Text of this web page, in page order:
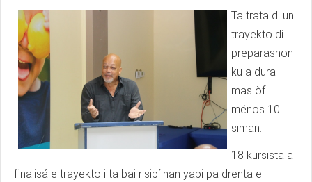
Ta trata di un
trayekto di
preparashon
ku a dura
mas òf
ménos 10
siman.
18 kursista a
finalisá e trayekto i ta bai risibí nan yabi pa drenta e